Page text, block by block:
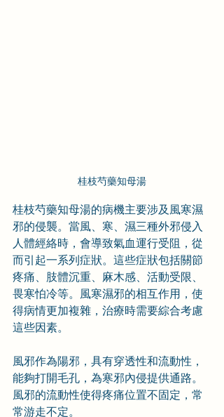
桂枝芍藥知母湯
桂枝芍藥知母湯的病機主要涉及風寒濕
邪的侵襲。當風、寒、濕三種外邪侵入
人體經絡時，會導致氣血運行受阻，從
而引起一系列症狀。這些症狀包括關節
疼痛、肢體沉重、麻木感、活動受限、
畏寒怕冷等。風寒濕邪的相互作用，使
得病情更加複雜，治療時需要綜合考慮
這些因素。
風邪作為陽邪，具有穿透性和流動性，
能夠打開毛孔，為寒邪內侵提供通路。
風邪的流動性使得疼痛位置不固定，常
常游走不定。